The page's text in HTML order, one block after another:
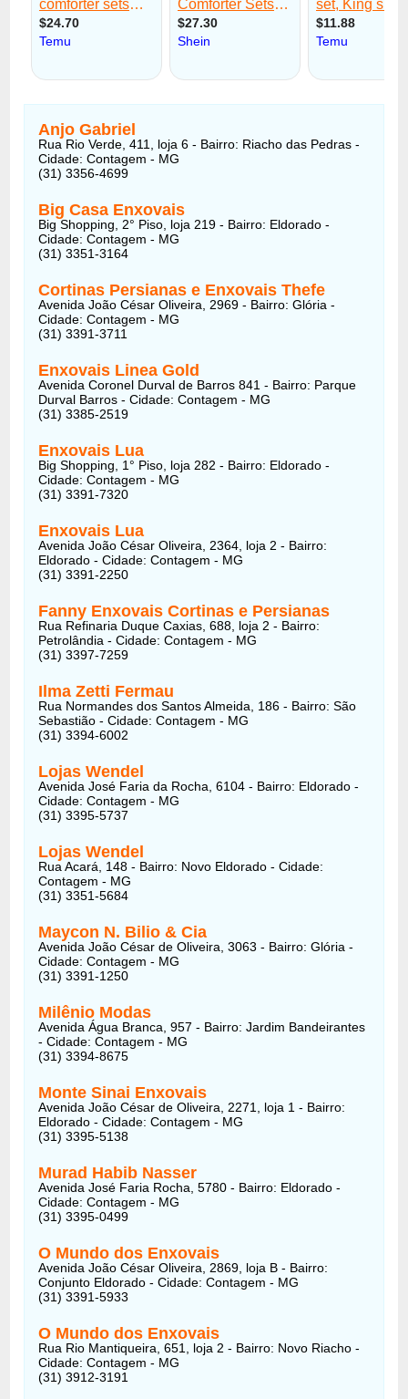
Anjo Gabriel
Rua Rio Verde, 411, loja 6 - Bairro: Riacho das Pedras -
Cidade: Contagem - MG
(31) 3356-4699
Big Casa Enxovais
Big Shopping, 2° Piso, loja 219 - Bairro: Eldorado -
Cidade: Contagem - MG
(31) 3351-3164
Cortinas Persianas e Enxovais Thefe
Avenida João César Oliveira, 2969 - Bairro: Glória -
Cidade: Contagem - MG
(31) 3391-3711
Enxovais Linea Gold
Avenida Coronel Durval de Barros 841 - Bairro: Parque
Durval Barros - Cidade: Contagem - MG
(31) 3385-2519
Enxovais Lua
Big Shopping, 1° Piso, loja 282 - Bairro: Eldorado -
Cidade: Contagem - MG
(31) 3391-7320
Enxovais Lua
Avenida João César Oliveira, 2364, loja 2 - Bairro:
Eldorado - Cidade: Contagem - MG
(31) 3391-2250
Fanny Enxovais Cortinas e Persianas
Rua Refinaria Duque Caxias, 688, loja 2 - Bairro:
Petrolândia - Cidade: Contagem - MG
(31) 3397-7259
Ilma Zetti Fermau
Rua Normandes dos Santos Almeida, 186 - Bairro: São
Sebastião - Cidade: Contagem - MG
(31) 3394-6002
Lojas Wendel
Avenida José Faria da Rocha, 6104 - Bairro: Eldorado -
Cidade: Contagem - MG
(31) 3395-5737
Lojas Wendel
Rua Acará, 148 - Bairro: Novo Eldorado - Cidade:
Contagem - MG
(31) 3351-5684
Maycon N. Bilio & Cia
Avenida João César de Oliveira, 3063 - Bairro: Glória -
Cidade: Contagem - MG
(31) 3391-1250
Milênio Modas
Avenida Água Branca, 957 - Bairro: Jardim Bandeirantes
- Cidade: Contagem - MG
(31) 3394-8675
Monte Sinai Enxovais
Avenida João César de Oliveira, 2271, loja 1 - Bairro:
Eldorado - Cidade: Contagem - MG
(31) 3395-5138
Murad Habib Nasser
Avenida José Faria Rocha, 5780 - Bairro: Eldorado -
Cidade: Contagem - MG
(31) 3395-0499
O Mundo dos Enxovais
Avenida João César Oliveira, 2869, loja B - Bairro:
Conjunto Eldorado - Cidade: Contagem - MG
(31) 3391-5933
O Mundo dos Enxovais
Rua Rio Mantiqueira, 651, loja 2 - Bairro: Novo Riacho -
Cidade: Contagem - MG
(31) 3912-3191